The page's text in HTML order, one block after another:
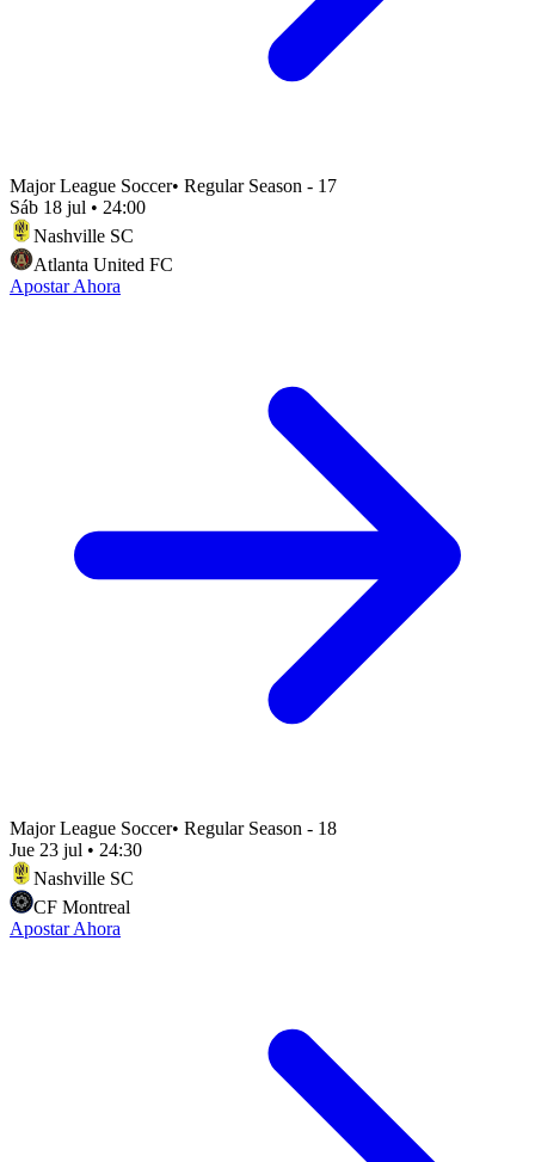
Major League Soccer• Regular Season - 17
Sáb 18 jul • 24:00
Nashville SC
Atlanta United FC
Apostar Ahora
Major League Soccer• Regular Season - 18
Jue 23 jul • 24:30
Nashville SC
CF Montreal
Apostar Ahora